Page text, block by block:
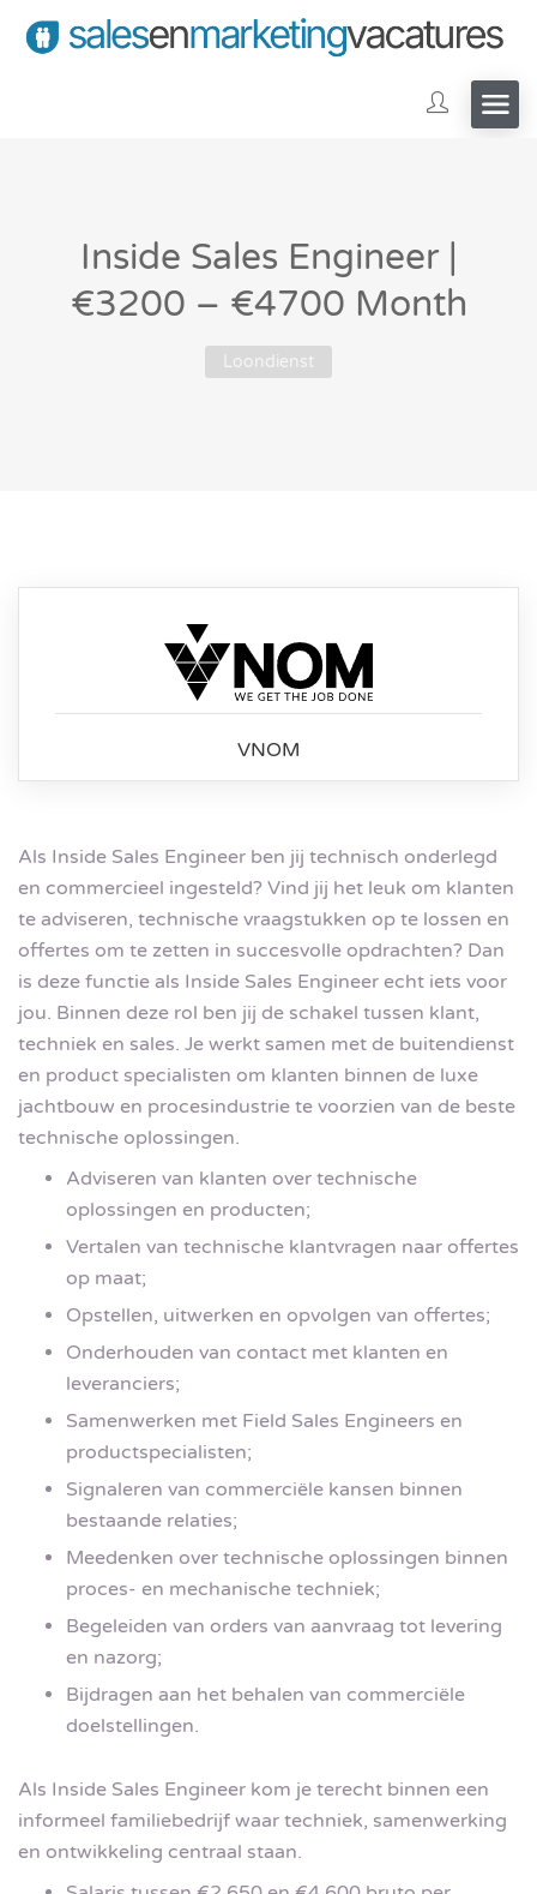
Inside Sales Engineer |
€3200 – €4700 Month
Loondienst
VNOM
Als Inside Sales Engineer ben jij technisch onderlegd
en commercieel ingesteld? Vind jij het leuk om klanten
te adviseren, technische vraagstukken op te lossen en
offertes om te zetten in succesvolle opdrachten? Dan
is deze functie als Inside Sales Engineer echt iets voor
jou. Binnen deze rol ben jij de schakel tussen klant,
techniek en sales. Je werkt samen met de buitendienst
en product specialisten om klanten binnen de luxe
jachtbouw en procesindustrie te voorzien van de beste
technische oplossingen.
Adviseren van klanten over technische
oplossingen en producten;
Vertalen van technische klantvragen naar offertes
op maat;
Opstellen, uitwerken en opvolgen van offertes;
Onderhouden van contact met klanten en
leveranciers;
Samenwerken met Field Sales Engineers en
productspecialisten;
Signaleren van commerciële kansen binnen
bestaande relaties;
Meedenken over technische oplossingen binnen
proces- en mechanische techniek;
Begeleiden van orders van aanvraag tot levering
en nazorg;
Bijdragen aan het behalen van commerciële
doelstellingen.
Als Inside Sales Engineer kom je terecht binnen een
informeel familiebedrijf waar techniek, samenwerking
en ontwikkeling centraal staan.